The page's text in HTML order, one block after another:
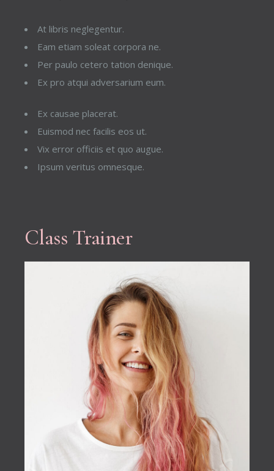
At libris neglegentur.
Eam etiam soleat corpora ne.
Per paulo cetero tation denique.
Ex pro atqui adversarium eum.
Ex causae placerat.
Euismod nec facilis eos ut.
Vix error officiis et quo augue.
Ipsum veritus omnesque.
Class Trainer